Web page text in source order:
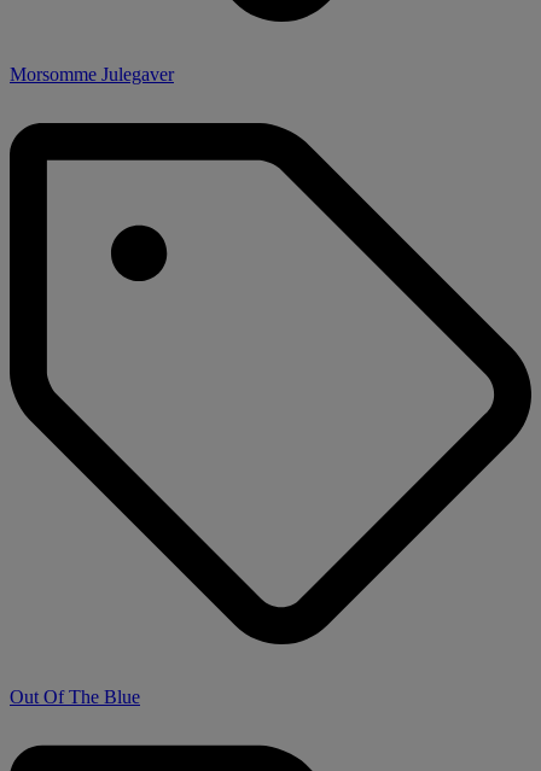
Morsomme Julegaver
Out Of The Blue